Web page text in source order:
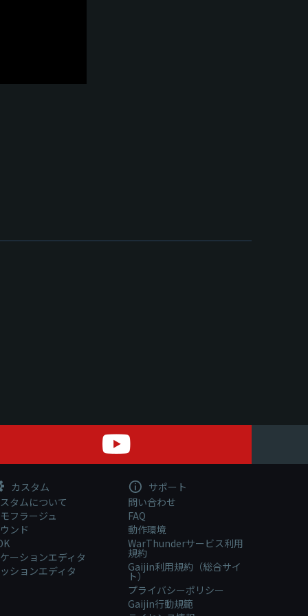
カスタム
タムについて
フラージュ
ンド
ーションエディタ
ションエディタ
サポート
問い合わせ
FAQ
動作環境
WarThunderサービス利用
規約
Gaijin利用規約（総合サイ
ト）
プライバシーポリシー
Gaijin行動規範